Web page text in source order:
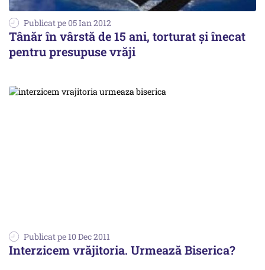
Publicat pe 05 Ian 2012
Tânăr în vârstă de 15 ani, torturat şi înecat
pentru presupuse vrăji
Publicat pe 10 Dec 2011
Interzicem vrăjitoria. Urmează Biserica?